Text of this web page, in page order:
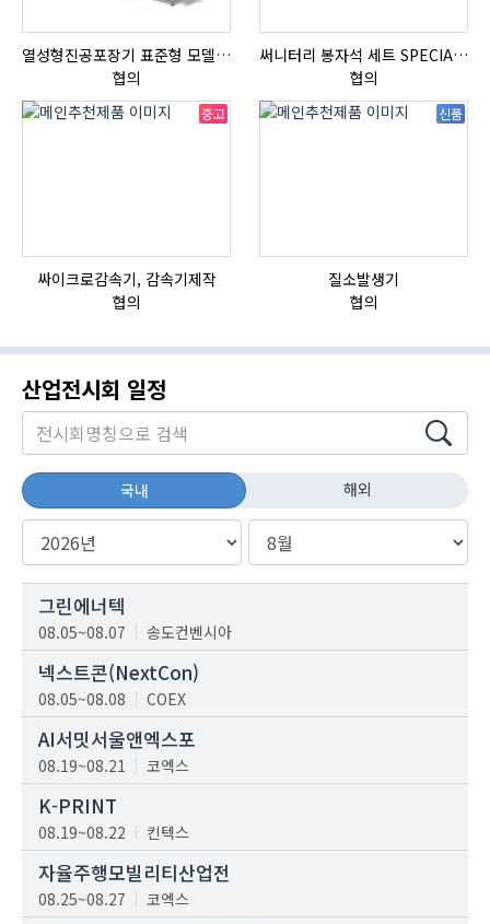
열성형진공포장기 표준형 모델 OMNIVAC S-200
협의
써니터리 봉자석 세트 SPECIAL , 봉자석 , 자석봉 , 호퍼용자석 , 전자석
협의
중고
싸이크로감속기, 감속기제작
협의
신품
질소발생기
협의
산업전시회 일정
국내 해외
그린에너텍
08.05~08.07 송도컨벤시아
넥스트콘(NextCon)
08.05~08.08 COEX
AI서밋서울앤엑스포
08.19~08.21 코엑스
K-PRINT
08.19~08.22 킨텍스
자율주행모빌리티산업전
08.25~08.27 코엑스